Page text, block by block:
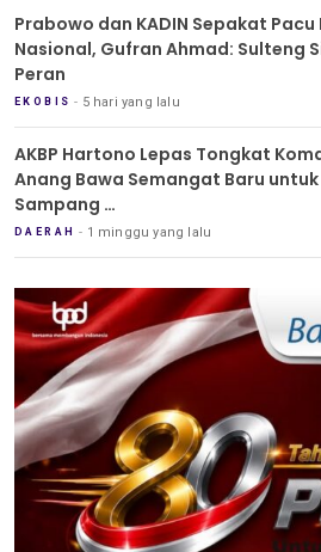
Prabowo dan KADIN Sepakat Pacu
Nasional, Gufran Ahmad: Sulteng
Peran
EKOBIS 5 hari yang lalu
AKBP Hartono Lepas Tongkat
Anang Bawa Semangat Baru untuk
Sampang
Tradisi Pedang Pora Iringi Sertijab
Sampang
DAERAH 1 minggu yang lalu